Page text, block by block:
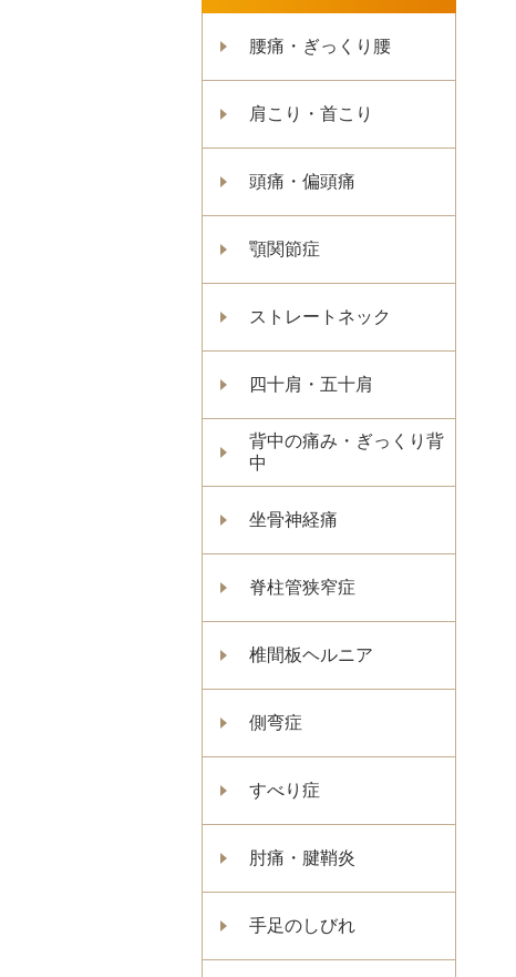
腰痛・ぎっくり腰
肩こり・首こり
頭痛・偏頭痛
顎関節症
ストレートネック
四十肩・五十肩
背中の痛み・ぎっくり背
中
坐骨神経痛
脊柱管狭窄症
椎間板ヘルニア
側弯症
すべり症
肘痛・腱鞘炎
手足のしびれ